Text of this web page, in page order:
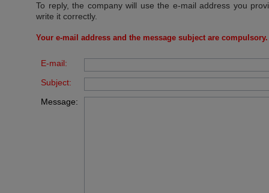
To reply, the company will use the e-mail address you
write it correctly.
Your e-mail address and the message subject are compulsory.
E-mail:
Subject:
Message: